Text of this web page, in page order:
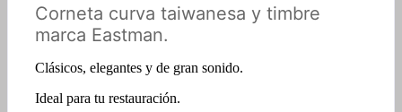
Corneta curva taiwanesa y timbre
marca Eastman.
Clásicos, elegantes y de gran sonido.
Ideal para tu restauración.